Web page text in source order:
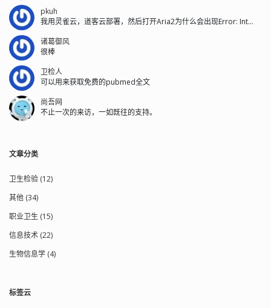
pkuh
我用灵雀云，道客云部署，然后打开Aria2为什么会出现Error: Int...
诸葛御风
很棒
卫检人
可以用来获取免费的pubmed全文
尚吾网
不止一次的来访，一如既往的支持。
文章分类
卫生检验 (12)
其他 (34)
职业卫生 (15)
信息技术 (22)
生物信息学 (4)
标签云